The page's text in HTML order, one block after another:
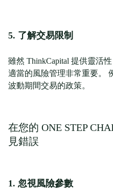
5. 了解交易限制
雖然 ThinkCapital 提供靈活
適當的風險管理非常重要。
波動期間交易的政策。
在您的 ONE STEP
見錯誤
1. 忽視風險參數